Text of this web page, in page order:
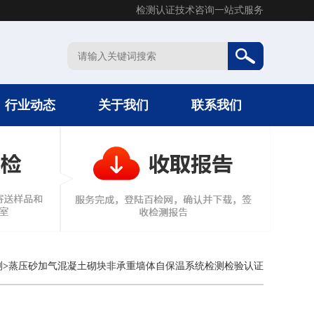
检测认证技术咨询一站式服务
行业动态 关于我们 联系我们
>蒸压砂加气混凝土砌块非承重墙体自保温系统检测检验认证